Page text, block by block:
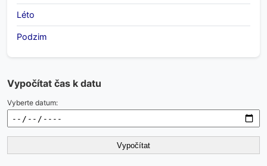
Léto
Podzim
Vypočítat čas k datu
Vyberte datum:
Vypočítat